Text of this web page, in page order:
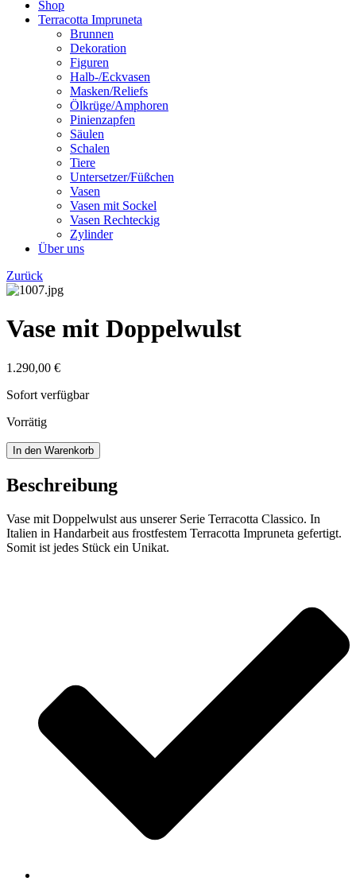
Shop
Terracotta Impruneta
Brunnen
Dekoration
Figuren
Halb-/Eckvasen
Masken/Reliefs
Ölkrüge/Amphoren
Pinienzapfen
Säulen
Schalen
Tiere
Untersetzer/Füßchen
Vasen
Vasen mit Sockel
Vasen Rechteckig
Zylinder
Über uns
Zurück
Vase mit Doppelwulst
1.290,00 €
Sofort verfügbar
Vorrätig
Vase
mit
Doppelwulst
Menge
In den Warenkorb
Beschreibung
Vase mit Doppelwulst aus unserer Serie Terracotta Classico. In
Italien in Handarbeit aus frostfestem Terracotta Impruneta gefertigt.
Somit ist jedes Stück ein Unikat.